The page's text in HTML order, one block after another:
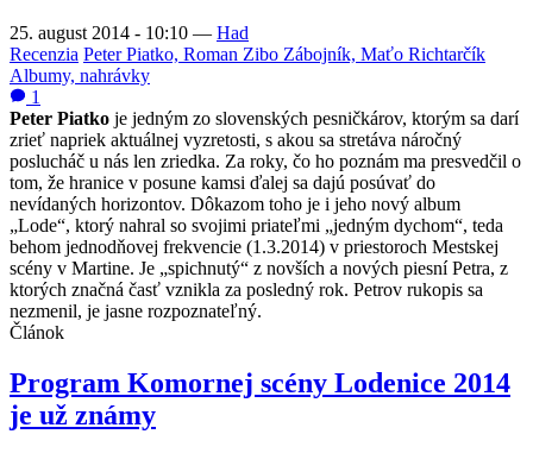
25. august 2014 - 10:10 — Had
Recenzia Peter Piatko, Roman Zibo Zábojník, Maťo Richtarčík
Albumy, nahrávky
1
Peter Piatko je jedným zo slovenských pesničkárov, ktorým sa darí
zrieť napriek aktuálnej vyzretosti, s akou sa stretáva náročný
poslucháč u nás len zriedka. Za roky, čo ho poznám ma presvedčil o
tom, že hranice v posune kamsi ďalej sa dajú posúvať do
nevídaných horizontov. Dôkazom toho je i jeho nový album
„Lode“, ktorý nahral so svojimi priateľmi „jedným dychom“, teda
behom jednodňovej frekvencie (1.3.2014) v priestoroch Mestskej
scény v Martine. Je „spichnutý“ z novších a nových piesní Petra, z
ktorých značná časť vznikla za posledný rok. Petrov rukopis sa
nezmenil, je jasne rozpoznateľný.
Článok
Program Komornej scény Lodenice 2014
je už známy